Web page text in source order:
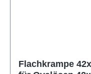
Flachkrampe